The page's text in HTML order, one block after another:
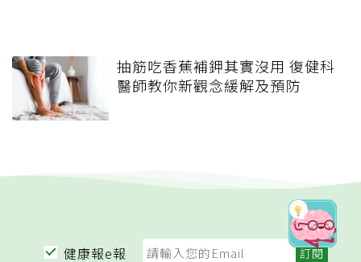
抽筋吃香蕉補鉀其實沒用 復健科
醫師教你新觀念緩解及預防
健康報e報